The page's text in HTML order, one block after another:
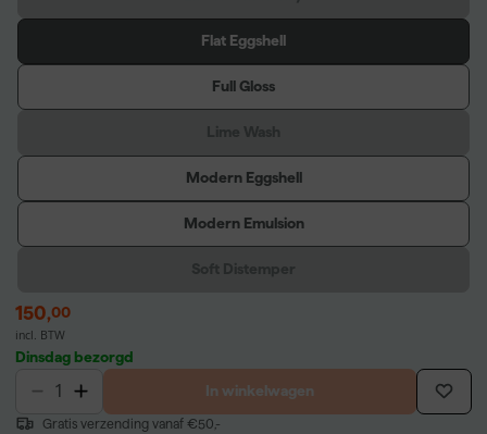
Flat Eggshell
Full Gloss
Modern Eggshell
Modern Emulsion
150,00
incl. BTW
Dinsdag bezorgd
In winkelwagen
Gratis verzending vanaf €50,-